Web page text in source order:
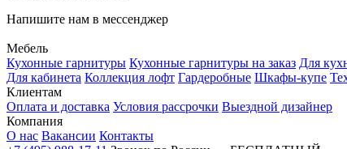
Напишите нам в мессенджер
Мебель
Кухонные гарнитуры Кухонные гарнитуры на заказ Для
Для кабинета Коллекция лофт Гардеробные Шкафы-купе
Клиентам
Оплата и доставка Условия рассрочки Выездной дизайнер
Компания
О нас Вакансии Контакты